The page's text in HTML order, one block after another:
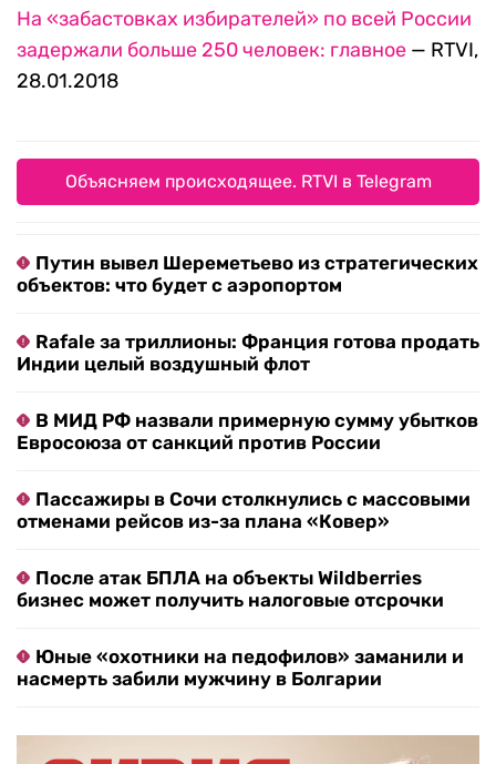
На «забастовках избирателей» по всей России
задержали больше 250 человек: главное — RTVI,
28.01.2018
Объясняем происходящее. RTVI в Telegram
Путин вывел Шереметьево из стратегических
объектов: что будет с аэропортом
Rafale за триллионы: Франция готова продать
Индии целый воздушный флот
В МИД РФ назвали примерную сумму убытков
Евросоюза от санкций против России
Пассажиры в Сочи столкнулись с массовыми
отменами рейсов из-за плана «Ковер»
После атак БПЛА на объекты Wildberries
бизнес может получить налоговые отсрочки
Юные «охотники на педофилов» заманили и
насмерть забили мужчину в Болгарии